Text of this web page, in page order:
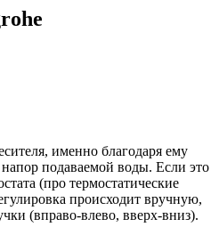
именно благодаря ему
напор подаваемой воды. Если это
(про термостатические
происходит вручную,
(вправо-влево, вверх-вниз).